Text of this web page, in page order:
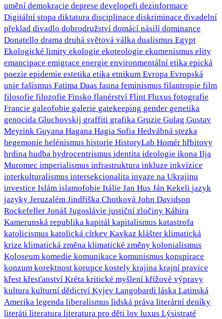
umění demokracie deprese developeři dezinformace
Digitální stopa diktatura disciplinace diskriminace divadelní
překlad divadlo dobrodružství domácí násilí dominance
Donatello drama druhá světová válka dualismus Egypt
Ekologické limity ekologie ekoteologie ekumenismus elity
emancipace emigrace energie environmentální etika epická
poezie epidemie estetika etika etnikum Evropa Evropská
unie fašismus Fatima Daas fauna feminismus filantropie film
filosofie filozofie Finsko flanérství Flint Fluxus fotografie
Francie galeofobie galerie gatekeeping gender genetika
genocida Gluchovskij graffiti grafika Gruzie Gulag Gustav
Meyrink Guyana Hagana Hagia Sofia Hedvábná stezka
hegemonie helénismus historie HistoryLab Homér hřbitovy
hrdina hudba hydrocentrismus identita ideologie ikona Ilja
Muromec imperialismus infrastruktura inkluze inkvizice
interkulturalismus intersekcionalita invaze na Ukrajinu
investice Islám islamofobie Itálie Jan Hus Ján Kekeli jazyk
jazyky Jeruzalém Jindřiška Chotková John Davidson
Rockefeller Jonáš Jugoslávie justiční zločiny Káhira
Kamerunská republika kapitál kapitalismus katastrofa
katolicismus katolická církev Kavkaz klášter klimatická
krize klimatická změna klimatické změny kolonialismus
Koloseum komedie komunikace komunismus konspirace
konzum korektnost korupce kostely krajina krajní pravice
křest křesťanství Kréta kritické myšlení křížové výpravy
kultura kulturní dědictví Kyjev Langobardi láska Latinská
Amerika legenda liberalismus lidská práva literární deníky
literáti literatura literatura pro děti lov luxus Lýsistraté